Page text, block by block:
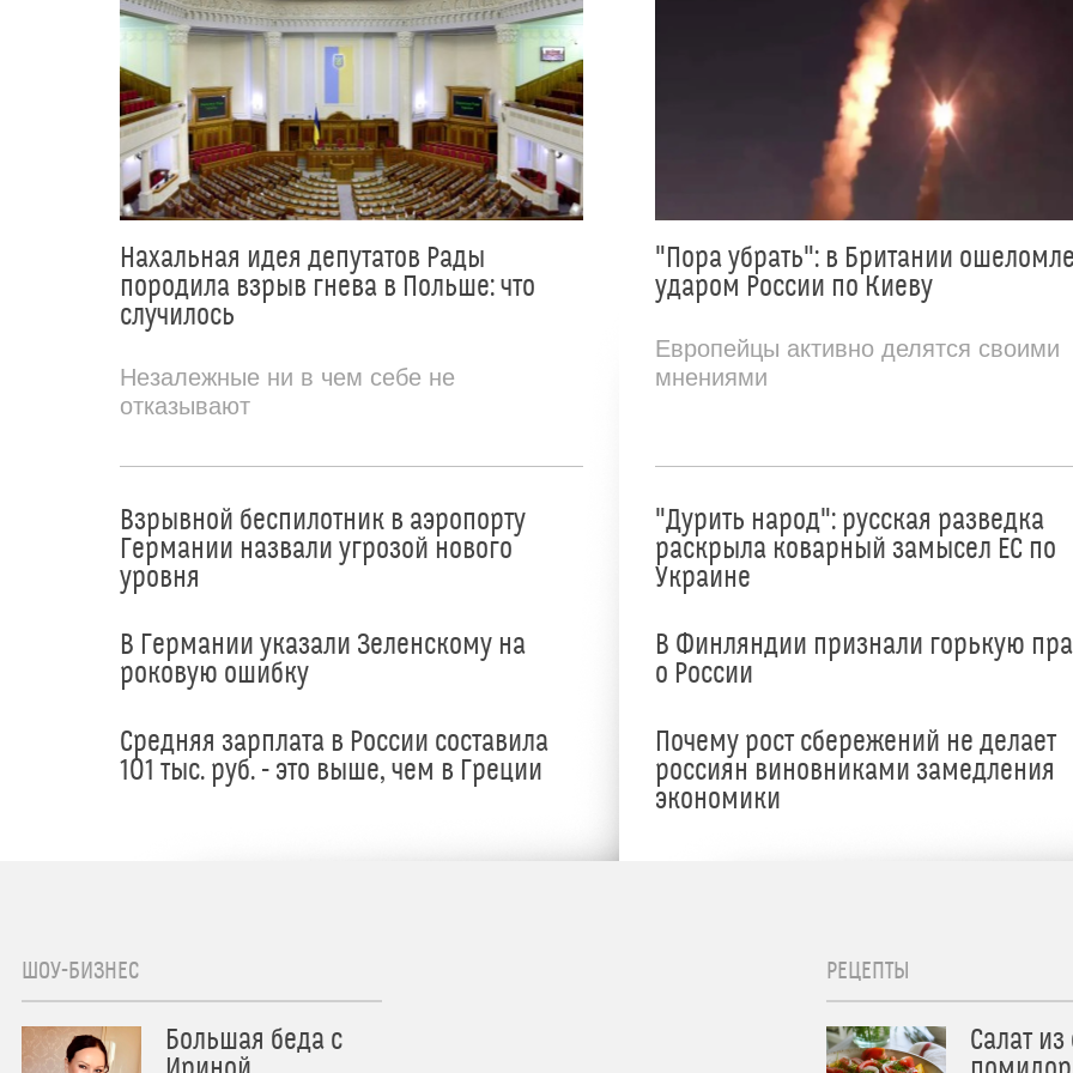
Нахальная идея депутатов Рады
породила взрыв гнева в Польше: что
случилось
Незалежные ни в чем себе не
отказывают
Взрывной беспилотник в аэропорту
Германии назвали угрозой нового
уровня
В Германии указали Зеленскому на
роковую ошибку
Средняя зарплата в России составила
101 тыс. руб. - это выше, чем в Греции
"Пора убрать": в Британии
ударом России по Киеву
Европейцы активно делятся своими
мнениями
"Дурить народ": русская разведка
раскрыла коварный замысел ЕС по
Украине
В Финляндии признали горькую
о России
Почему рост сбережений не делает
россиян виновниками замедления
экономики
ШОУ-БИЗНЕС
Большая беда с
РЕЦЕПТЫ
Салат